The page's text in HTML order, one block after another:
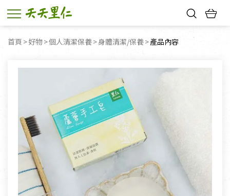
首頁 好物 個人清潔保養 身體清潔/保養 目前頁面：
產品內容